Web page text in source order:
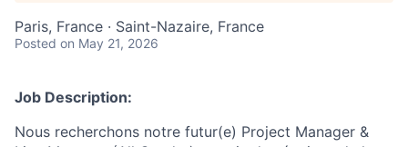
Paris, France · Saint-Nazaire, France
Posted on May 21, 2026
Job Description:
Nous recherchons notre futur(e) Project Manager &